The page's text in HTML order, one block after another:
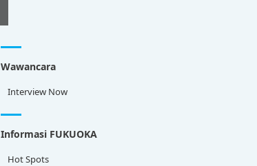
Wawancara
Interview Now
Informasi FUKUOKA
Hot Spots